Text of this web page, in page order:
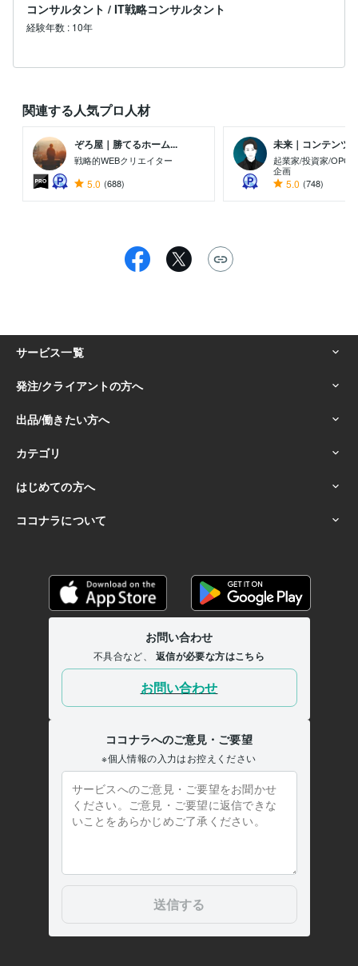
ネットワークから探し、直接話を聞ける機会を提供して
います。
むしろ、そのタイミングでの情報収集こそ価値があると
考えています。
転職は大きな意思決定です。
後悔の少ない選択ができるよう、判断材料の一つとして
ご活用ください。
コンサルタント / IT戦略コンサルタント
経験年数 : 10年
関連する人気プロ人材
ぞろ屋｜勝てるホーム...
戦略的WEBクリエイター
5.0 (688)
未来｜コンテンツ
起業家/投資家/OPC
企画
5.0 (748)